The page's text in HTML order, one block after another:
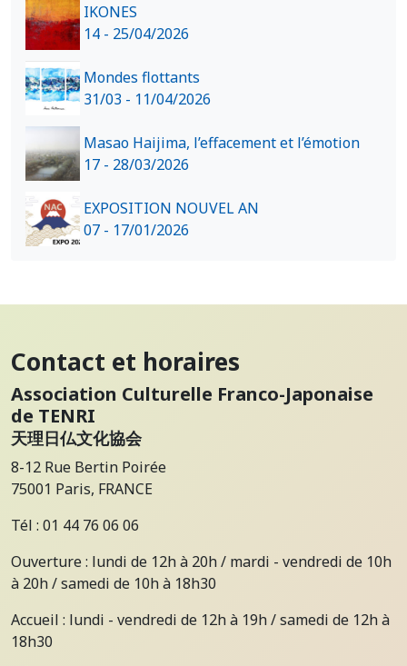
IKONES
14 - 25/04/2026
Mondes flottants
31/03 - 11/04/2026
Masao Haijima, l’effacement et l’émotion
17 - 28/03/2026
EXPOSITION NOUVEL AN
07 - 17/01/2026
Contact et horaires
Association Culturelle Franco-Japonaise
de TENRI
天理日仏文化協会
8-12 Rue Bertin Poirée
75001 Paris, FRANCE
Tél : 01 44 76 06 06
Ouverture : lundi de 12h à 20h / mardi - vendredi de 10h
à 20h / samedi de 10h à 18h30
Accueil : lundi - vendredi de 12h à 19h / samedi de 12h à
18h30